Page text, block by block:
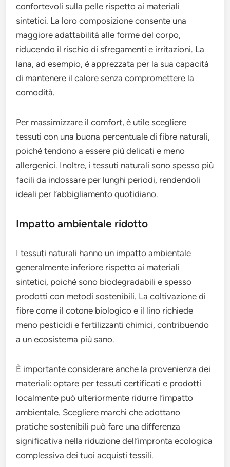
confortevoli sulla pelle rispetto ai materiali
sintetici. La loro composizione consente una
maggiore adattabilità alle forme del corpo,
riducendo il rischio di sfregamenti e irritazioni. La
lana, ad esempio, è apprezzata per la sua capacità
di mantenere il calore senza compromettere la
comodità.
Per massimizzare il comfort, è utile scegliere
tessuti con una buona percentuale di fibre naturali,
poiché tendono a essere più delicati e meno
allergenici. Inoltre, i tessuti naturali sono spesso più
facili da indossare per lunghi periodi, rendendoli
ideali per l’abbigliamento quotidiano.
Impatto ambientale ridotto
I tessuti naturali hanno un impatto ambientale
generalmente inferiore rispetto ai materiali
sintetici, poiché sono biodegradabili e spesso
prodotti con metodi sostenibili. La coltivazione di
fibre come il cotone biologico e il lino richiede
meno pesticidi e fertilizzanti chimici, contribuendo
a un ecosistema più sano.
È importante considerare anche la provenienza dei
materiali: optare per tessuti certificati e prodotti
localmente può ulteriormente ridurre l’impatto
ambientale. Scegliere marchi che adottano
pratiche sostenibili può fare una differenza
significativa nella riduzione dell’impronta ecologica
complessiva dei tuoi acquisti tessili.